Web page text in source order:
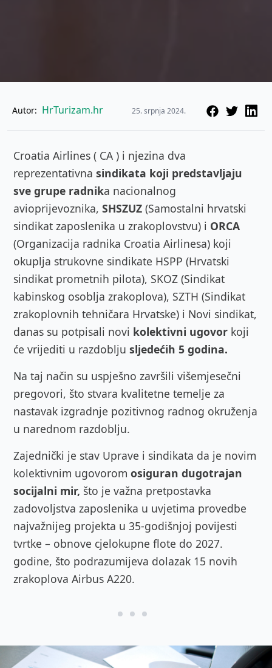
Autor: HrTurizam.hr 25. srpnja 2024.
Croatia Airlines ( CA ) i njezina dva
reprezentativna sindikata koji predstavljaju
sve grupe radnika nacionalnog
avioprijevoznika, SHSZUZ (Samostalni hrvatski
sindikat zaposlenika u zrakoplovstvu) i ORCA
(Organizacija radnika Croatia Airlinesa) koji
okuplja strukovne sindikate HSPP (Hrvatski
sindikat prometnih pilota), SKOZ (Sindikat
kabinskog osoblja zrakoplova), SZTH (Sindikat
zrakoplovnih tehničara Hrvatske) i Novi sindikat,
danas su potpisali novi kolektivni ugovor koji
će vrijediti u razdoblju sljedećih 5 godina.
Na taj način su uspješno završili višemjesečni
pregovori, što stvara kvalitetne temelje za
nastavak izgradnje pozitivnog radnog okruženja
u narednom razdoblju.
Zajednički je stav Uprave i sindikata da je novim
kolektivnim ugovorom osiguran dugotrajan
socijalni mir, što je važna pretpostavka
zadovoljstva zaposlenika u uvjetima provedbe
najvažnijeg projekta u 35-godišnjoj povijesti
tvrtke – obnove cjelokupne flote do 2027.
godine, što podrazumijeva dolazak 15 novih
zrakoplova Airbus A220.